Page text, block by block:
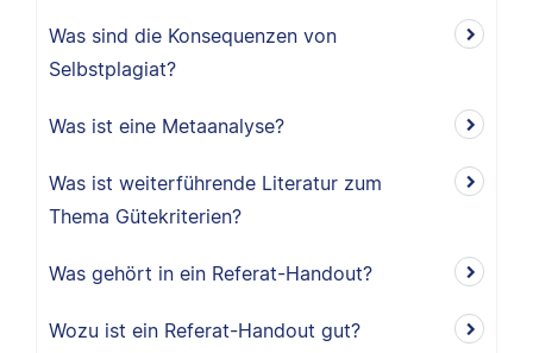
Was sind die Konsequenzen von
Selbstplagiat?
Was ist eine Metaanalyse?
Was ist weiterführende Literatur zum
Thema Gütekriterien?
Was gehört in ein Referat-Handout?
Wozu ist ein Referat-Handout gut?